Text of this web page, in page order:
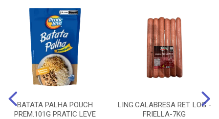
BATATA PALHA POUCH
PREM.101G PRATIC LEVE
LING.CALABRESA RET. LOG -
FRIELLA-7KG